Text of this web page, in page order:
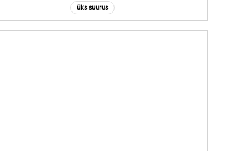
üks suurus